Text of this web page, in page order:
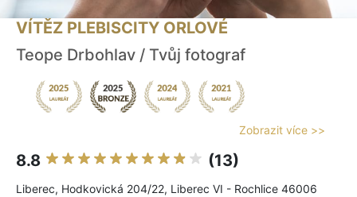
VÍTĚZ PLEBISCITY ORLOVÉ
Teope Drbohlav / Tvůj fotograf
Zobrazit více >>
8.8 (13)
Liberec, Hodkovická 204/22, Liberec VI - Rochlice 46006